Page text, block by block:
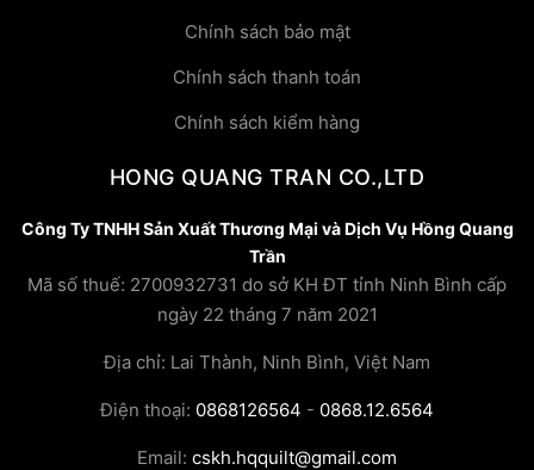
Chính sách bảo mật
Chính sách thanh toán
Chính sách kiểm hàng
HONG QUANG TRAN CO.,LTD
Công Ty TNHH Sản Xuất Thương Mại và Dịch Vụ Hồng Quang
Trần
Mã số thuế: 2700932731 do sở KH ĐT tỉnh Ninh Bình cấp
ngày 22 tháng 7 năm 2021
Địa chỉ: Lai Thành, Ninh Bình, Việt Nam
Điện thoại: 0868126564 - 0868.12.6564
Email: cskh.hqquilt@gmail.com